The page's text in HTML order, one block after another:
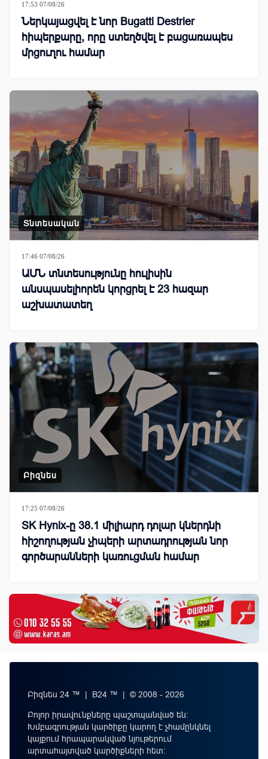
17:53 07/08/26
Ներկայացվել է նոր Bugatti Destrier
հիպերքարը, որը ստեղծվել է բացառապես
մրցուղու համար
Տնտեսական
17:46 07/08/26
ԱՄՆ տնտեսությունը հուլիսին
անսպասելիորեն կորցրել է 23 հազար
աշխատատեղ
Բիզնես
17:25 07/08/26
SK Hynix-ը 38.1 միլիարդ դոլար կներդնի
հիշողության չիպերի արտադրության նոր
գործարանների կառուցման համար
Բիզնես 24 ™ | B24 ™ | © 2008 - 2026
Բոլոր իրավունքները պաշտպանված են:
Խմբագրության կարծիքը կարող է չհամընկնել
կայքում հրապարակված նյութերում
արտահայտված կարծիքների հետ: